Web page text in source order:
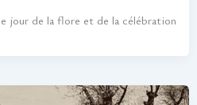
jour de la flore et de la célébration